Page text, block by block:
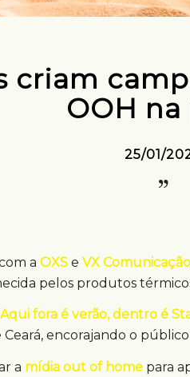
criam
OOH na
25/01/
a OXS e VX Comunicação
pelos produtos
Aqui fora é verão, dentro é
encorajando o
a mídia out of home para